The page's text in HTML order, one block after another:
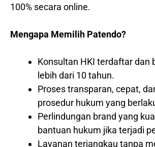
100% secara online.
Mengapa Memilih Patendo?
Konsultan HKI terdaftar dan
lebih dari 10 tahun.
Proses transparan, cepat,
prosedur hukum yang
Perlindungan brand yang
bantuan hukum jika terjadi
Layanan terjangkau tanpa